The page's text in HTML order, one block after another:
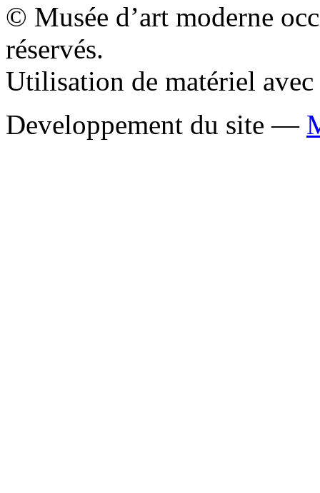
© Musée d’art moderne
réservés.
Utilisation de matériel avec
Developpement du site —